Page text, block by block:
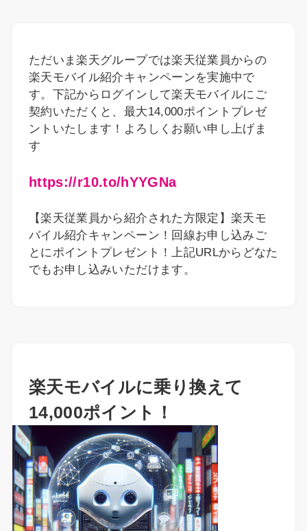
ただいま楽天グループでは楽天従業員からの
楽天モバイル紹介キャンペーンを実施中で
す。下記からログインして楽天モバイルにご
契約いただくと、最大14,000ポイントプレゼ
ントいたします！よろしくお願い申し上げま
す
https://r10.to/hYYGNa
【楽天従業員から紹介された方限定】楽天モ
バイル紹介キャンペーン！回線お申し込みご
とにポイントプレゼント！上記URLからどなた
でもお申し込みいただけます。
楽天モバイルに乗り換えて
14,000ポイント！